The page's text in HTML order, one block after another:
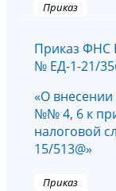
Приказ
Приказ ФНС
№ ЕД-1-21/
«О
№№ 4, 6 к
налоговой
15/513@»
Приказ